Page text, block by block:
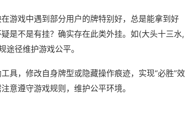
游戏中遇到部分用户的牌特别好，总是能拿到好
是不是有挂？确实存在此类外挂。如(大头十三水,
径维护游戏公平。
具，修改自身牌型或隐藏操作痕迹，实现“必胜”效
意遵守游戏规则，维护公平环境。